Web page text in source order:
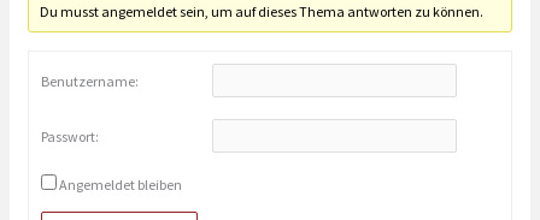
Du musst angemeldet sein, um auf dieses Thema antworten zu können.
Benutzername:
Passwort:
Angemeldet bleiben